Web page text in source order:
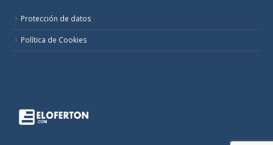
Protección de datos
Política de Cookies